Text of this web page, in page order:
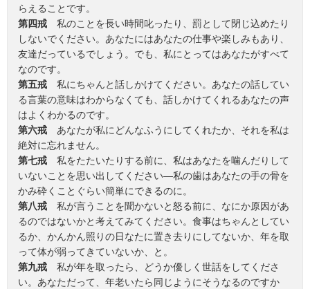
らえることです。
第四戒 私のことを長い時間叱ったり、罰として閉じ込めたり
しないでください。あなたにはあなたの仕事や楽しみもあり、
友達だっているでしょう。でも、私にとってはあなたがすべて
なのです。
第五戒 私にちゃんと話しかけてください。あなたの話してい
る言葉の意味はわからなくても、話しかけてくれるあなたの声
はよくわかるのです。
第六戒 あなたが私にどんなふうにしてくれたか、それを私は
絶対に忘れません。
第七戒 私をたたいたりする前に、私はあなたを噛んだりして
いないことを思い出してください―私の歯はあなたの手の骨を
かみ砕くことぐらい簡単にできるのに。
第八戒 私が言うことを聞かないと怒る前に、なにか原因があ
るのではないかと考えてみてください。食事はちゃんとしてい
るか、かんかん照りの日なたに置き去りにしてないか、年を取
って体が弱ってきていないか、と。
第九戒 私が年を取ったら、どうか優しく世話をしてくださ
い。あなただって、年老いたら同じようにそうなるのですか